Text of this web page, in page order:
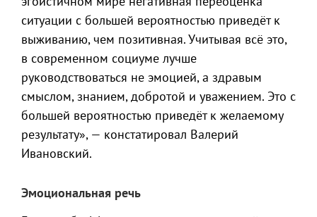
ситуации с большей вероятностью приведёт к
выживанию, чем позитивная. Учитывая всё это,
в современном социуме лучше
руководствоваться не эмоцией, а здравым
смыслом, знанием, добротой и уважением. Это с
большей вероятностью приведёт к желаемому
результату», — констатировал Валерий
Ивановский.
Эмоциональная речь